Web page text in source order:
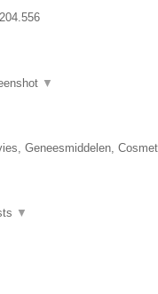
▼
Geneesmiddelen,
▼